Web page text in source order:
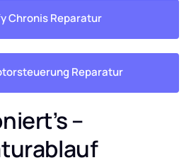
Chronis Reparatur
Reparatur
–